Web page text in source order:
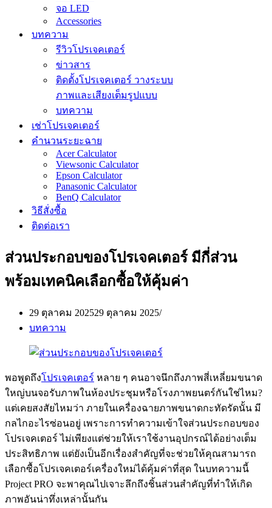
จอ LED
Accessories
บทความ
รีวิวโปรเจคเตอร์
ข่าวสาร
ติดตั้งโปรเจคเตอร์ วางระบบ
ภาพและเสียงเต็มรูปแบบ
บทความ
เช่าโปรเจคเตอร์
คำนวนระยะฉาย
Acer Calculator
Viewsonic Calculator
Epson Calculator
Panasonic Calculator
BenQ Calculator
วิธีสั่งซื้อ
ติดต่อเรา
ส่วนประกอบของโปรเจคเตอร์ มีกี่ส่วน
พร้อมเทคนิคเลือกซื้อให้คุ้มค่า
29 ตุลาคม 202529 ตุลาคม 2025
บทความ
พอพูดถึงโปรเจคเตอร์ หลาย ๆ คนอาจนึกถึงภาพสี่เหลี่ยมขนาด
ใหญ่บนจอรับภาพในห้องประชุมหรือโรงภาพยนตร์กันใช่ไหม?
แต่เคยสงสัยไหมว่า ภายในเครื่องฉายภาพขนาดกะทัดรัดนั้น มี
กลไกอะไรซ่อนอยู่ เพราะการทำความเข้าใจส่วนประกอบของ
โปรเจคเตอร์ ไม่เพียงแต่ช่วยให้เราใช้งานอุปกรณ์ได้อย่างเต็ม
ประสิทธิภาพ แต่ยังเป็นอีกเรื่องสำคัญที่จะช่วยให้คุณสามารถ
เลือกซื้อโปรเจคเตอร์เครื่องใหม่ได้คุ้มค่าที่สุด ในบทความนี้
Project PRO จะพาคุณไปเจาะลึกถึงชิ้นส่วนสำคัญที่ทำให้เกิด
ภาพอันน่าทึ่งเหล่านั้นกัน